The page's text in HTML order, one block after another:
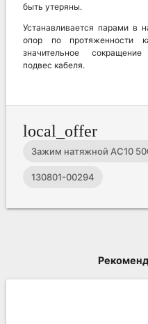
быть утеряны.
Устанавливается парами в
опор по протяженности
значительное
подвес кабеля.
local_offer
Зажим натяжной AC10
130801-00294